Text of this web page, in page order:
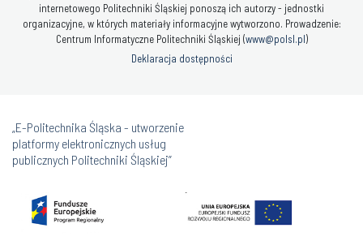
internetowego Politechniki Śląskiej ponoszą ich autorzy - jednostki
organizacyjne, w których materiały informacyjne wytworzono. Prowadzenie:
Centrum Informatyczne Politechniki Śląskiej (www@polsl.pl)
Deklaracja dostępności
„E-Politechnika Śląska - utworzenie
platformy elektronicznych usług
publicznych Politechniki Śląskiej”